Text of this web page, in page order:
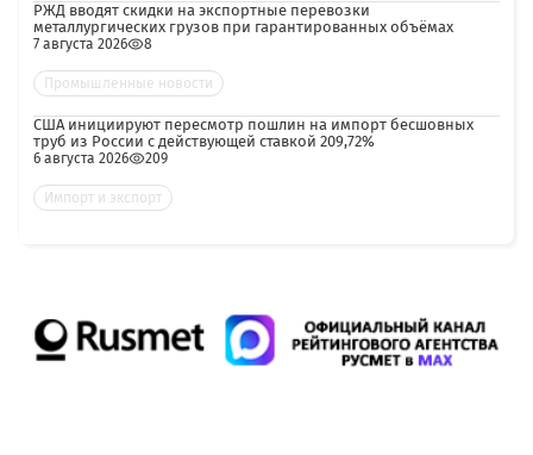
РЖД вводят скидки на экспортные перевозки
металлургических грузов при гарантированных объёмах
7 августа 2026 8
Промышленные новости
США инициируют пересмотр пошлин на импорт бесшовных
труб из России с действующей ставкой 209,72%
6 августа 2026 209
Импорт и экспорт